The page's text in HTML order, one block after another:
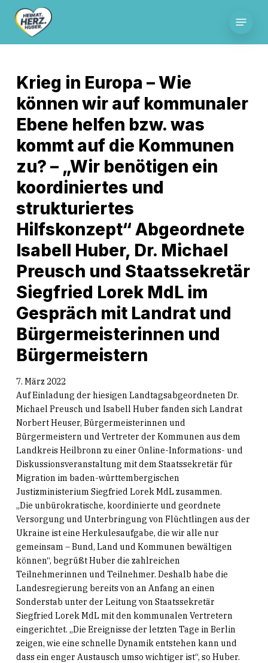
content
Krieg in Europa – Wie
können wir auf kommunaler
Ebene helfen bzw. was
kommt auf die Kommunen
zu? – „Wir benötigen ein
koordiniertes und
strukturiertes
Hilfskonzept“ Abgeordnete
Isabell Huber, Dr. Michael
Preusch und Staatssekretär
Siegfried Lorek MdL im
Gespräch mit Landrat und
Bürgermeisterinnen und
Bürgermeistern
7. März 2022
Auf Einladung der hiesigen Landtagsabgeordneten Dr.
Michael Preusch und Isabell Huber fanden sich Landrat
Norbert Heuser, Bürgermeisterinnen und
Bürgermeistern und Vertreter der Kommunen aus dem
Landkreis Heilbronn zu einer Online-Informations- und
Diskussionsveranstaltung mit dem Staatssekretär für
Migration im baden-württembergischen
Justizministerium Siegfried Lorek MdL zusammen.
„Die unbürokratische, koordinierte und geordnete
Versorgung und Unterbringung von Flüchtlingen aus der
Ukraine ist eine Herkulesaufgabe, die wir alle nur
gemeinsam – Bund, Land und Kommunen bewältigen
können“, begrüßt Huber die zahlreichen
Teilnehmerinnen und Teilnehmer. Deshalb habe die
Landesregierung bereits von an Anfang an einen
Sonderstab unter der Leitung von Staatssekretär
Siegfried Lorek MdL mit den kommunalen Vertretern
eingerichtet. „Die Ereignisse der letzten Tage in Berlin
zeigen, wie eine schnelle Dynamik entstehen kann und
dass ein enger Austausch umso wichtiger ist“, so Huber.